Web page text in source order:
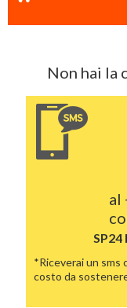
Non hai la
al
SP24
*Riceverai un
costo da